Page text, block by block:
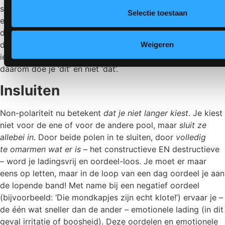
Selectie toestaan
Weigeren
spanningsvelden tussen yang en yin, man en vrouw, goed
en slecht, licht en donker, orde en chaos, en ga zo maar
door. Benader je deze spanningsvelden vanuitpolariteit,
dan zul je telkens geneigd zijn te
kiezenvoor één pool:
iets is ‘goed’ OF iets is ‘slecht’, ‘positief’ OF ‘negatief’ – en
daarom doe je ‘dit’ en niet ‘dat’.
Insluiten
Non-polariteit nu betekent dat je niet langer kiest. Je kiest
niet voor de ene of voor de andere pool, maar sluit ze
allebei in. Door beide polen in te sluiten, door volledig
te omarmen wat eris – het constructieve EN destructieve
– word je ladingsvrij en oordeel-loos. Je moet er maar
eens op letten, maar in de loop van een dag oordeel je aan
de lopende band! Met name bij een negatief oordeel
(bijvoorbeeld: ‘Die mondkapjes zijn echt klote!’) ervaar je –
de één wat sneller dan de ander – emotionele lading (in dit
geval irritatie of boosheid). Deze oordelen en emotionele